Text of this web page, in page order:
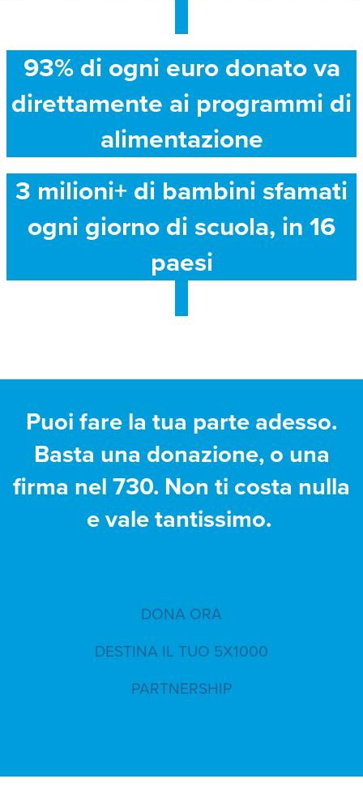
93% di ogni euro donato va
direttamente ai programmi di
alimentazione
3 milioni+ di bambini sfamati
ogni giorno di scuola, in 16
paesi
Puoi fare la tua parte adesso.
Basta una donazione, o una
firma nel 730. Non ti costa nulla
e vale tantissimo.
DONA ORA
DESTINA IL TUO 5X1000
PARTNERSHIP